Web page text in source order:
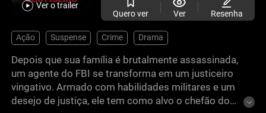
Ver o trailer
Quero ver Ver Resenha
Ação Suspense Crime Drama
Depois que sua família é brutalmente assassinada,
um agente do FBI se transforma em um justiceiro
vingativo. Armado com habilidades militares e um
desejo de justiça, ele tem como alvo o chefão do